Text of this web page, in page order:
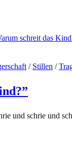
/ Stillen /
und schrie und